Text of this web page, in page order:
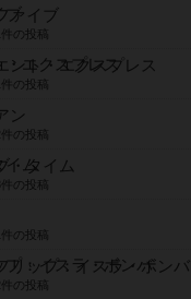
ァイブ
件の投稿
ント・エクスプレス
件の投稿
ン
件の投稿
・タイム
件の投稿
件の投稿
リップ：イスラ・ボンバ
件の投稿